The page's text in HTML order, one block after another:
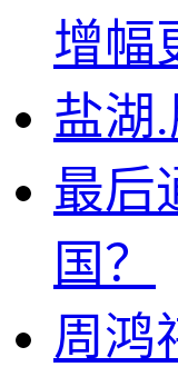
增幅
盐湖
最后
国？
周鸿